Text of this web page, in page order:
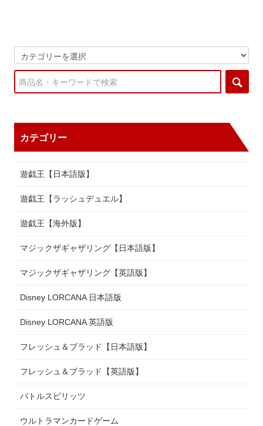
カテゴリー
遊戯王【日本語版】
遊戯王【ラッシュデュエル】
遊戯王【海外版】
マジックザギャザリング【日本語版】
マジックザギャザリング【英語版】
Disney LORCANA 日本語版
Disney LORCANA 英語版
フレッシュ＆ブラッド【日本語版】
フレッシュ＆ブラッド【英語版】
バトルスピリッツ
ウルトラマンカードゲーム